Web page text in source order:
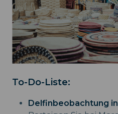
To-Do-Liste:
Delfinbeobachtung